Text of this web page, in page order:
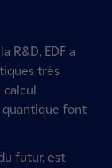
R&D, EDF a
très
calcul
font
futur, est